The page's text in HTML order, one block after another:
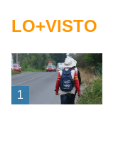
LO+VISTO
1